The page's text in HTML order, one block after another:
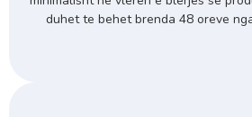
duhet te behet brenda 48 oreve